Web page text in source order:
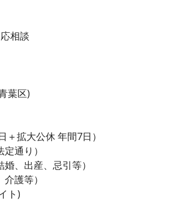
相談
葉区)
＋拡大公休 年間7日）
通り）
、出産、忌引等）
護等）
ト)